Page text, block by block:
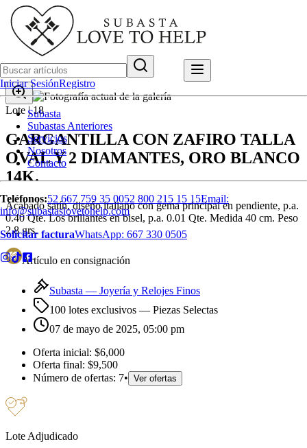
Iniciar SesiónRegistro
Subasta
Subastas Anteriores
Servicios
Nosotros
Contacto
Teléfonos:52 667 759 35 0052 800 215 15 15Email:
info@subastaslovetohelp.com
Solicitar facturaWhatsApp: 667 330 0505
Lote |18
GARGANTILLA CON ZAFIRO TALLA
OVAL Y 2 DIAMANTES, ORO BLANCO
14K.
Acabado satín, diseńo italiano con gema principal en pendiente, p.a.
0.40 Qte. Los brillantes en bisel, p.a. 0.01 Qte. Medida 40 cm. Peso
2.8 grs.
Artículo en consignación
Subasta — Joyería y Relojes Finos
100 lotes exclusivos — Piezas Selectas
07 de mayo de 2025, 05:00 pm
Oferta inicial: $6,000
Oferta final: $9,500
Número de ofertas: 7• Ver ofertas
Lote Adjudicado